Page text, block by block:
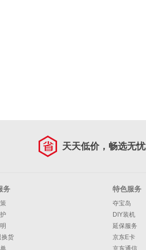
天天低价，畅选无忧
务
换货
特色服务
夺宝岛
DIY装机
延保服务
京东E卡
京东通信